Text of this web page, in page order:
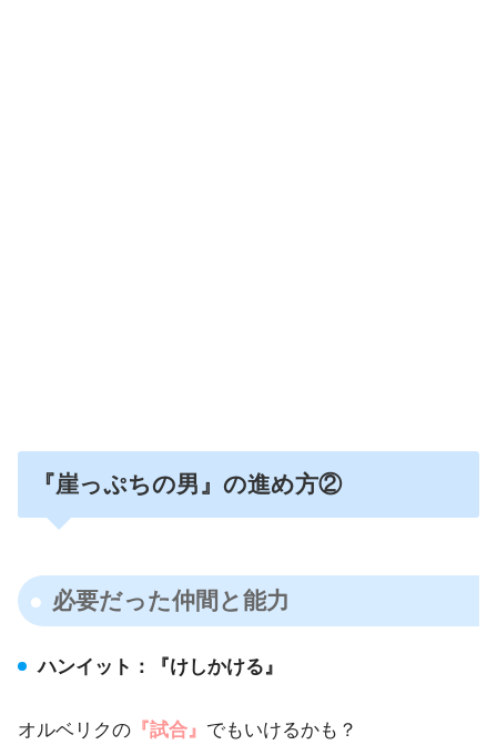
『崖っぷちの男』の進め方②
必要だった仲間と能力
ハンイット：『けしかける』
オルベリクの 『試合』 でもいけるかも？